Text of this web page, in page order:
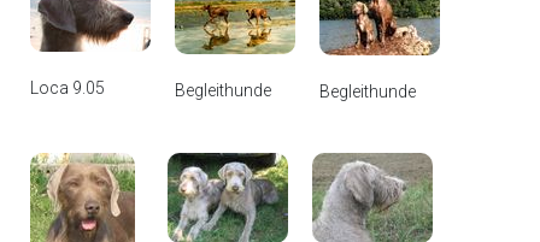
Loca 9.05 Begleithunde Begleithunde